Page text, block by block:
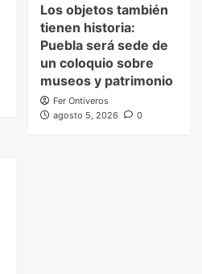
Los objetos también
tienen historia:
Puebla será sede de
un coloquio sobre
museos y patrimonio
Fer Ontiveros
agosto 5, 2026
0